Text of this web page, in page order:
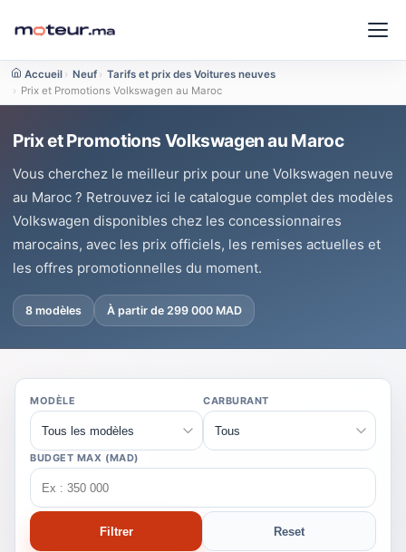
Accueil › Neuf › Tarifs et prix des Voitures neuves
› Prix et Promotions Volkswagen au Maroc
Prix et Promotions Volkswagen au Maroc
Vous cherchez le meilleur prix pour une Volkswagen neuve
au Maroc ? Retrouvez ici le catalogue complet des modèles
Volkswagen disponibles chez les concessionnaires
marocains, avec les prix officiels, les remises actuelles et
les offres promotionnelles du moment.
8 modèles À partir de 299 000 MAD
MODÈLE CARBURANT
BUDGET MAX (MAD)
Filtrer Reset